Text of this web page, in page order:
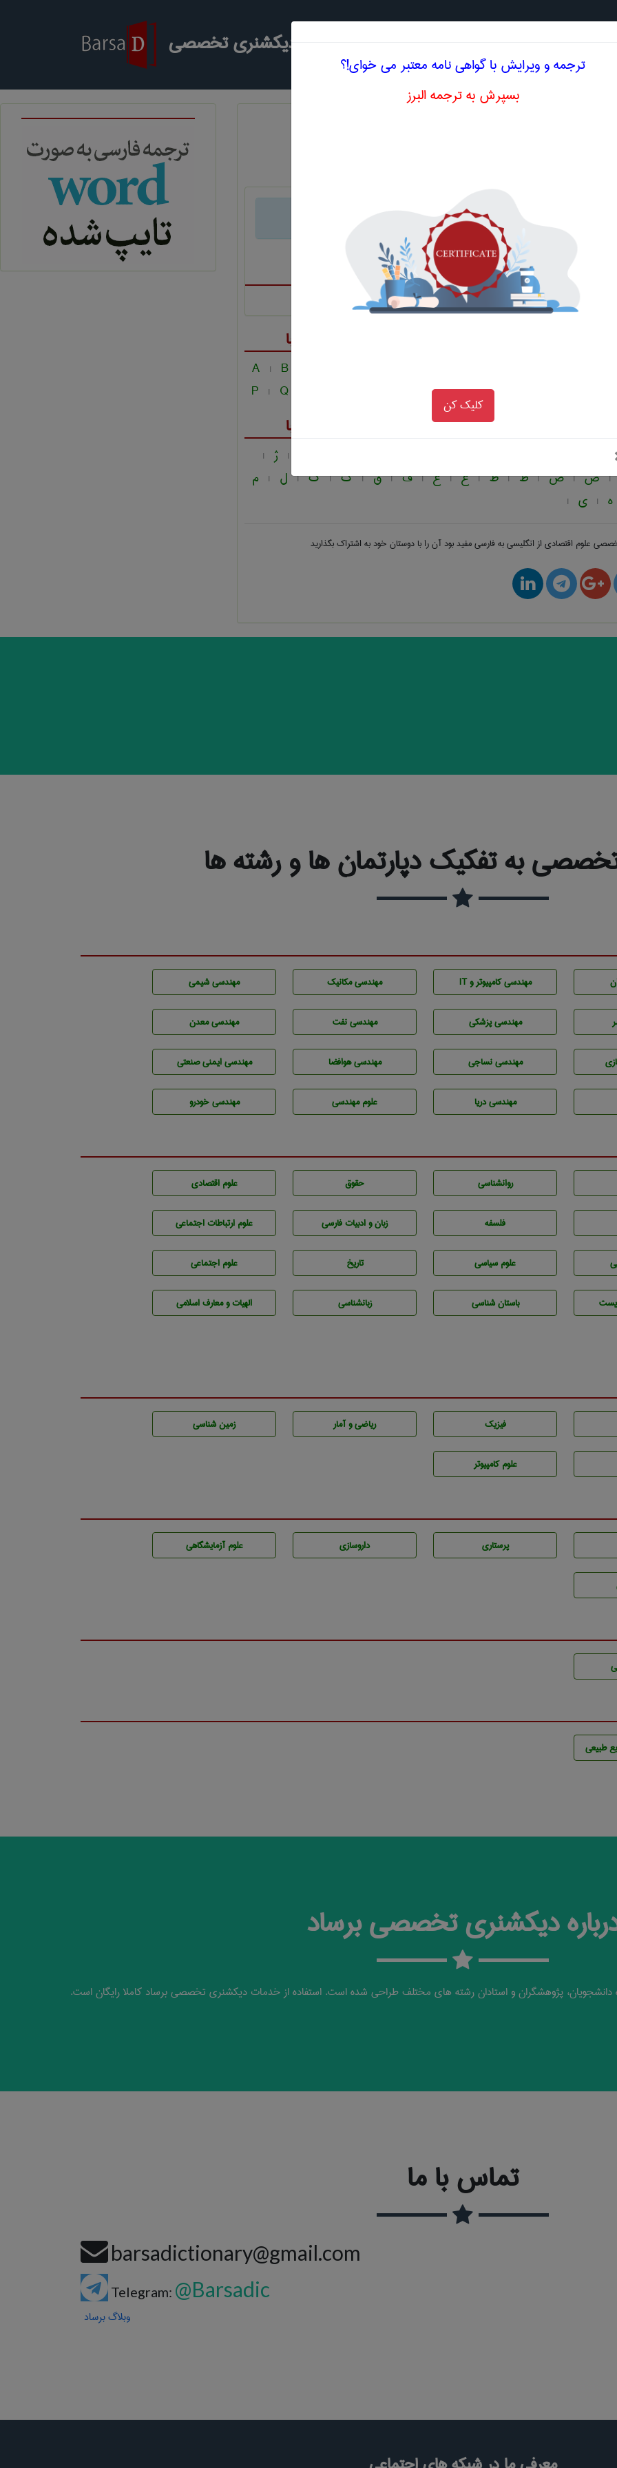
جستجو در دیکشنری تخصصی
اصطلاح تخصصی انگلیسی LITERATE
بیسواد
انگلیسی به فارسی بر اساس حروف الفبا
A | B
P | Q V | W | X
فارسی به انگلیسیعلوم اقتصادی بر اساس حروف الفبا
| ژ |
| ص | ض | ط | ظ | ع | غ | ف | ق | ک | گ | ل | م
ه | ی |
علوم اقتصادی از انگلیسی به فارسیمفید بود آن را با دوستان خود به اشتراک بگذارید
به تفکیک دپارتمان ها و رشته ها
مهندسی كامپيوتر و IT مهندسی مکانیک مهندسي شيمی
مهندسی پزشکی مهندسی نفت مهندسی معدن
مهندسي نساجی مهندسی هوافضا مهندسی ایمنی صنعتی
مهندسی دریا علوم مهندسی مهندسی خودرو
روانشناسی حقوق علوم اقتصادی
فلسفه زبان و ادبيات فارسی علوم ارتباطات اجتماعی
علوم سياسی تاريخ علوم اجتماعی
باستان شناسی زبانشناسی الهیات و معارف اسلامی
فیزیک ریاضی و آمار زمين شناسی
علوم کامپیوتر
پرستاری داروسازی علوم آزمايشگاهی
طبيعی
دیکشنری تخصصی برساد
پژوهشگران و استادان رشته های مختلف طراحی شده است. استفاده از خدمات دیکشنری تخصصی برساد کاملا رایگان است.
تماس با ما
barsadictionary@gmail.com
Telegram: @Barsadic
وبلاگ برساد
ترجمه و ویرایش با گواهی نامه معتبر می خوای!؟
بسپرش به ترجمه البرز
کلیک کن